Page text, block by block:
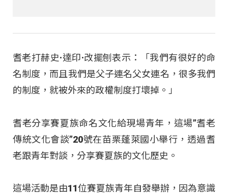
耆老打赫史·達印·改擺刨表示：「我們有很好的命
名制度，而且我們是父子連名父女連名，很多我們
的制度，就被外來的政權制度打壞掉。」
耆老分享賽夏族命名文化給現場青年，這場”耆老
傳統文化會談”20號在苗栗蓬萊國小舉行，透過耆
老跟青年對談，分享賽夏族的文化歷史。
這場活動是由11位賽夏族青年自發舉辦，因為意識